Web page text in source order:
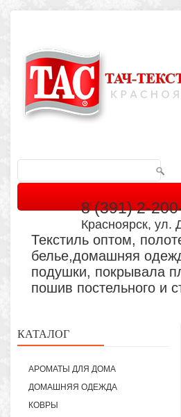
8 (391) 2-
Красноярск, ул.
Текстиль оптом,
белье,домашняя
подушки, покрывала
пошив постельного и
КАТАЛОГ
АРОМАТЫ ДЛЯ ДОМА
ДОМАШНЯЯ ОДЕЖДА
КОВРЫ